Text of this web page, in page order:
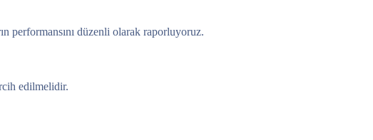
performansını düzenli olarak raporluyoruz.
edilmelidir.